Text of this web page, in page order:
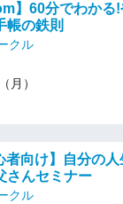
】60分でわかる!
帳の鉄則
クル
月）
者向け】自分の
さんセミナー
クル